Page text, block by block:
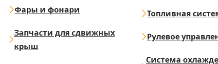
Фары и фонари
Запчасти для сдвижных
крыш
Топливная
Рулевое
Система